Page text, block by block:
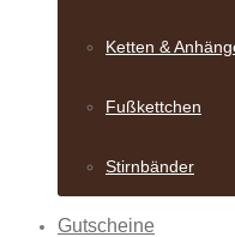
Ketten &
Fußkettchen
Stirnbänder
Gutscheine